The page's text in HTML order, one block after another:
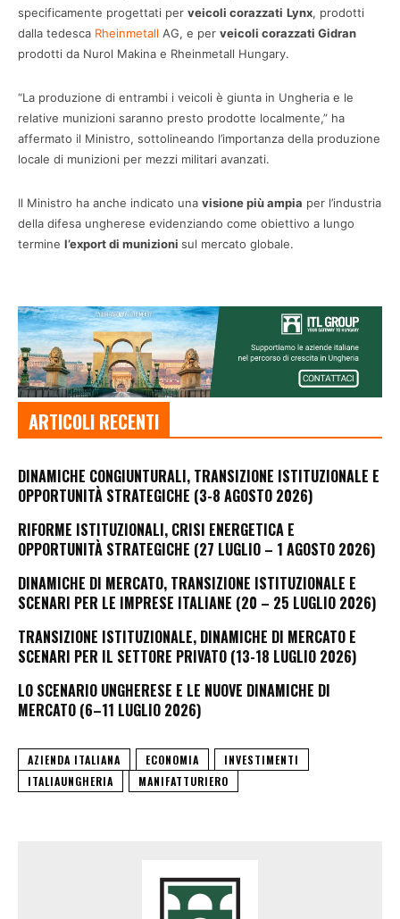
specificamente progettati per veicoli corazzati Lynx, prodotti
dalla tedesca Rheinmetall AG, e per veicoli corazzati Gidran
prodotti da Nurol Makina e Rheinmetall Hungary.
“La produzione di entrambi i veicoli è giunta in Ungheria e le
relative munizioni saranno presto prodotte localmente,” ha
affermato il Ministro, sottolineando l’importanza della produzione
locale di munizioni per mezzi militari avanzati.
Il Ministro ha anche indicato una visione più ampia per l’industria
della difesa ungherese evidenziando come obiettivo a lungo
termine l’export di munizioni sul mercato globale.
ARTICOLI RECENTI
DINAMICHE CONGIUNTURALI, TRANSIZIONE ISTITUZIONALE E
OPPORTUNITÀ STRATEGICHE (3-8 AGOSTO 2026)
RIFORME ISTITUZIONALI, CRISI ENERGETICA E
OPPORTUNITÀ STRATEGICHE (27 LUGLIO – 1 AGOSTO 2026)
DINAMICHE DI MERCATO, TRANSIZIONE ISTITUZIONALE E
SCENARI PER LE IMPRESE ITALIANE (20 – 25 LUGLIO 2026)
TRANSIZIONE ISTITUZIONALE, DINAMICHE DI MERCATO E
SCENARI PER IL SETTORE PRIVATO (13-18 LUGLIO 2026)
LO SCENARIO UNGHERESE E LE NUOVE DINAMICHE DI
MERCATO (6–11 LUGLIO 2026)
AZIENDA ITALIANA ECONOMIA
INVESTIMENTI
ITALIAUNGHERIA
MANIFATTURIERO